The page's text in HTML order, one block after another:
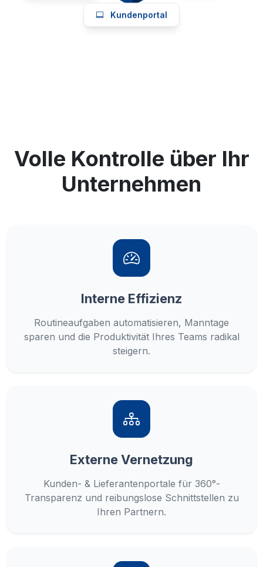
Kundenportal
Volle Kontrolle über Ihr
Unternehmen
Interne Effizienz
Routineaufgaben automatisieren, Manntage
sparen und die Produktivität Ihres Teams radikal
steigern.
Externe Vernetzung
Kunden- & Lieferantenportale für 360°-
Transparenz und reibungslose Schnittstellen zu
Ihren Partnern.